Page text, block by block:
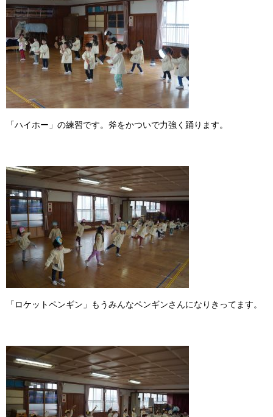
「ハイホー」の練習です。斧をかついで力強く踊ります。
「ロケットペンギン」もうみんなペンギンさんになりきってます。